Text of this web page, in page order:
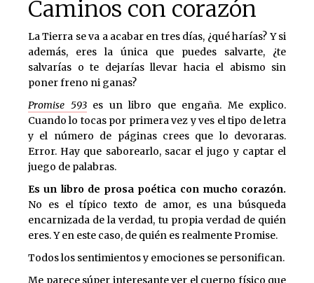
Caminos con corazón
La Tierra se va a acabar en tres días, ¿qué harías? Y si
además, eres la única que puedes salvarte, ¿te
salvarías o te dejarías llevar hacia el abismo sin
poner freno ni ganas?
Promise 593es un libro que engaña. Me explico.
Cuando lo tocas por primera vez y ves el tipo de letra
y el número de páginas crees que lo devoraras.
Error. Hay que saborearlo, sacar el jugo y captar el
juego de palabras.
Es un libro de prosa poética con mucho corazón.
No es el típico texto de amor, es una búsqueda
encarnizada de la verdad, tu propia verdad de quién
eres. Y en este caso, de quién es realmente Promise.
Todos los sentimientos y emociones se personifican.
Me parece súper interesante ver el cuerpo físico que